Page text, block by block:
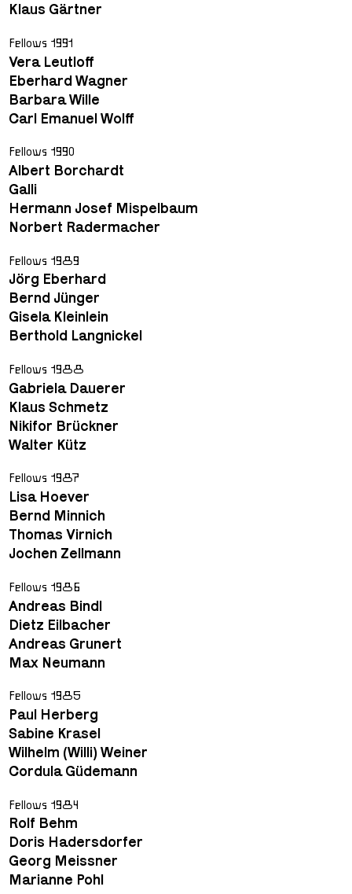
Klaus Gärtner
Fellows 1991
Vera Leutloff
Eberhard Wagner
Barbara Wille
Carl Emanuel Wolff
Fellows 1990
Albert Borchardt
Galli
Hermann Josef Mispelbaum
Norbert Radermacher
Fellows 1989
Jörg Eberhard
Bernd Jünger
Gisela Kleinlein
Berthold Langnickel
Fellows 1988
Gabriela Dauerer
Klaus Schmetz
Nikifor Brückner
Walter Kütz
Fellows 1987
Lisa Hoever
Bernd Minnich
Thomas Virnich
Jochen Zellmann
Fellows 1986
Andreas Bindl
Dietz Eilbacher
Andreas Grunert
Max Neumann
Fellows 1985
Paul Herberg
Sabine Krasel
Wilhelm (Willi) Weiner
Cordula Güdemann
Fellows 1984
Rolf Behm
Doris Hadersdorfer
Georg Meissner
Marianne Pohl